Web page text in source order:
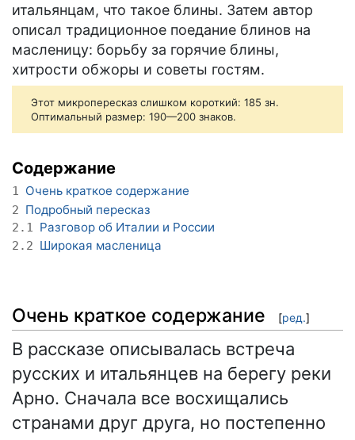
итальянцам, что такое блины. Затем автор
описал традиционное поедание блинов на
масленицу: борьбу за горячие блины,
хитрости обжоры и советы гостям.
Этот микропересказ слишком короткий: 185 зн.
Оптимальный размер: 190—200 знаков.
Содержание
1 Очень краткое содержание
2 Подробный пересказ
2.1 Разговор об Италии и России
2.2 Широкая масленица
Очень краткое содержание [ред.]
В рассказе описывалась встреча
русских и итальянцев на берегу реки
Арно. Сначала все восхищались
странами друг друга, но постепенно